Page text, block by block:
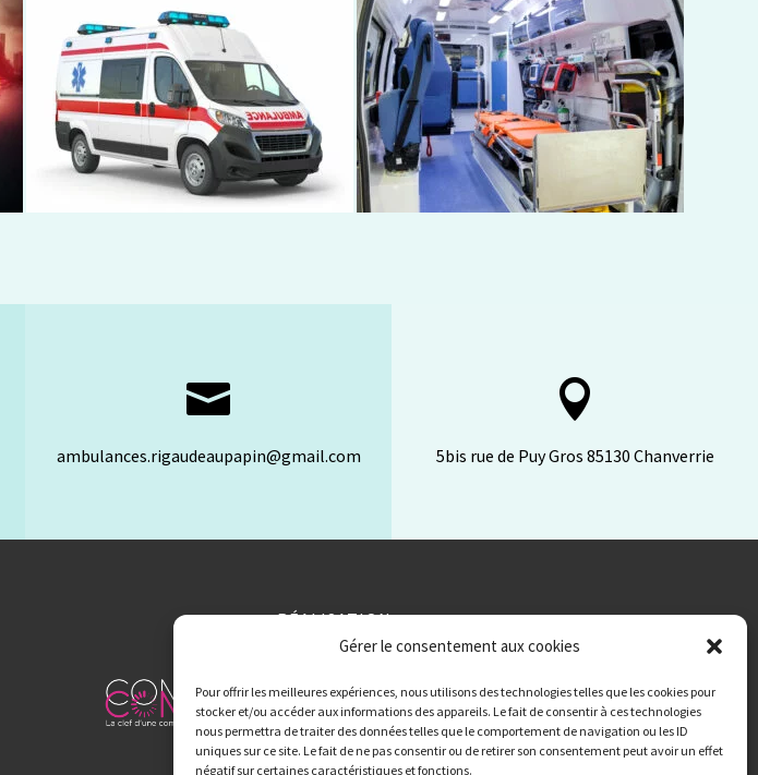
Gérer le consentement aux cookies
Pour offrir les meilleures expériences, nous utilisons des technologies telles que les cookies pour
stocker et/ou accéder aux informations des appareils. Le fait de consentir à ces technologies
nous permettra de traiter des données telles que le comportement de navigation ou les ID
uniques sur ce site. Le fait de ne pas consentir ou de retirer son consentement peut avoir un effet
négatif sur certaines caractéristiques et fonctions.

ambulances.rigaudeaupapin@gmail.com

5bis rue de Puy Gros 85130 Chanverrie
RÉALISATION